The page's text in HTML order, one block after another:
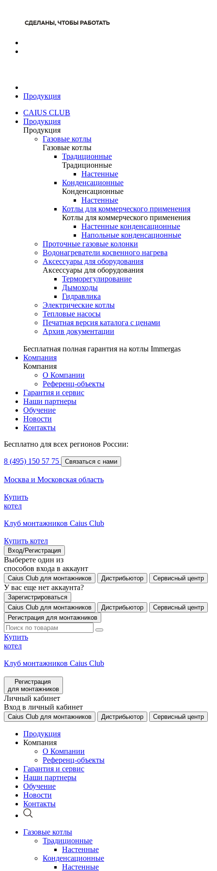
Продукция
CAIUS CLUB
Продукция
Продукция
Газовые котлы
Газовые котлы
Традиционные
Традиционные
Настенные
Конденсационные
Конденсационные
Настенные
Котлы для коммерческого применения
Котлы для коммерческого применения
Настенные конденсационные
Напольные конденсационные
Проточные газовые колонки
Водонагреватели косвенного нагрева
Аксессуары для оборудования
Аксессуары для оборудования
Терморегулирование
Дымоходы
Гидравлика
Электрические котлы
Тепловые насосы
Печатная версия каталога с ценами
Архив документации
Бесплатная полная гарантия на котлы Immergas
Компания
Компания
О Компании
Референц-объекты
Гарантия и сервис
Наши партнеры
Обучение
Новости
Контакты
Бесплатно для всех регионов России:
8 (495) 150 57 75 Связаться с нами
Москва и Московская область
Купить
котел
Клуб монтажников Caius Club
Купить котел
Вход/Регистрация
Выберете один из
способов входа в аккаунт
Caius Club для монтажников Дистрибьютор Сервисный центр
У вас еще нет аккаунта?
Зарегистрироваться
Caius Club для монтажников
Дистрибьютор
Сервисный центр
Регистрация для монтажников
Купить
котел
Клуб монтажников Caius Club
Регистрация
для монтажников
Личный кабинет
Вход в личный кабинет
Caius Club для монтажников Дистрибьютор Сервисный центр
Продукция
Компания
О Компании
Референц-объекты
Гарантия и сервис
Наши партнеры
Обучение
Новости
Контакты
Газовые котлы
Традиционные
Настенные
Конденсационные
Настенные